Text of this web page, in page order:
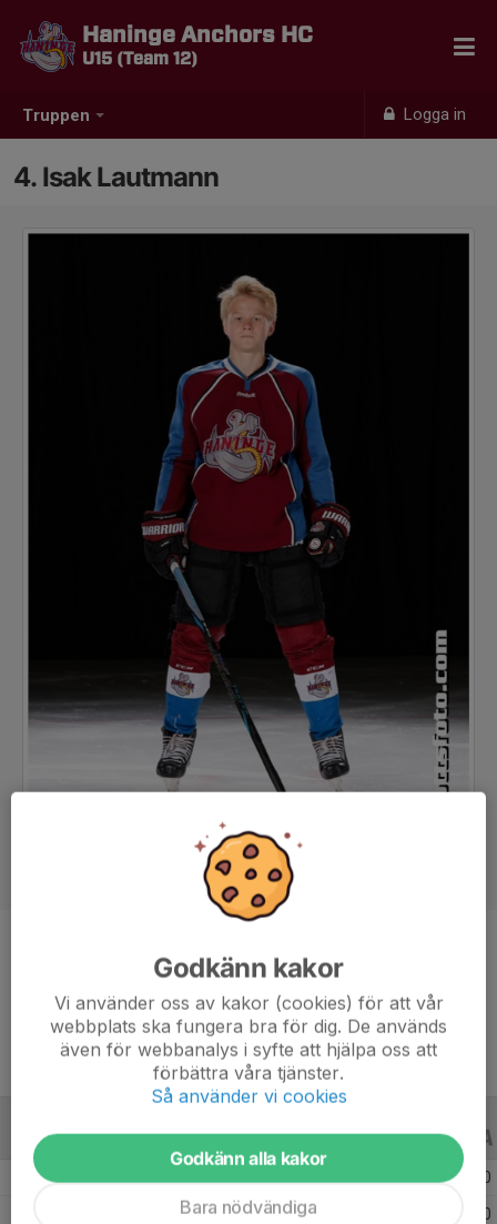
Truppen Logga in
Haninge Anchors HC
U15 (Team 12)
4. Isak Lautmann
ALLA SERIER ALLA ÅR
Säsongen 25/26 0 0
0
Godkänn kakor
Vi använder oss av kakor (cookies) för att vår
webbplats ska fungera bra för dig. De används
även för webbanalys i syfte att hjälpa oss att
förbättra våra tjänster.
Så använder vi cookies
Godkänn alla kakor
Bara nödvändiga